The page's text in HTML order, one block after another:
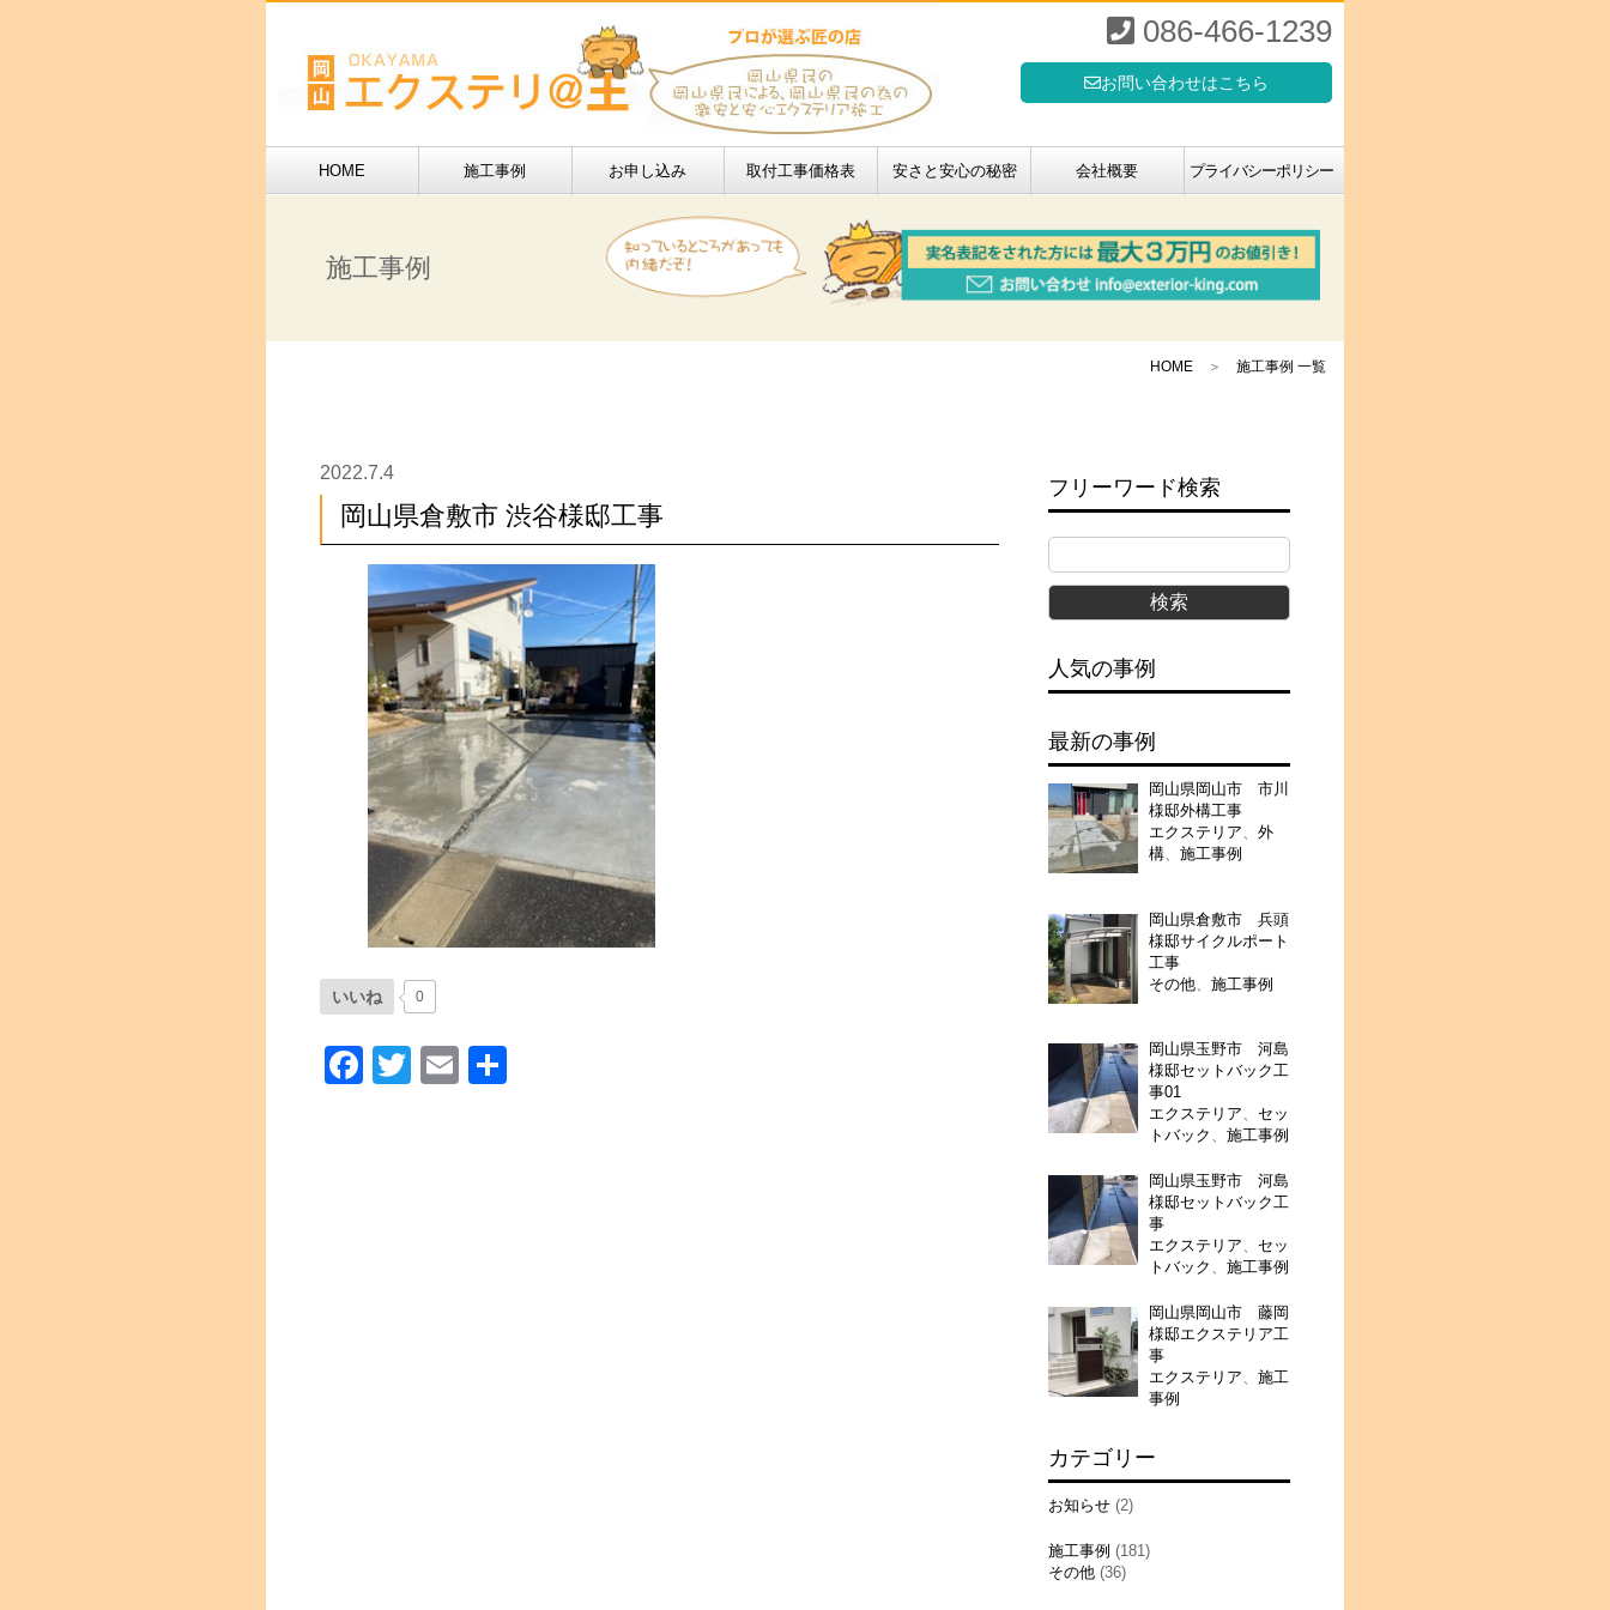
086-466-1239
お問い合わせはこちら
HOME 施工事例 お申し込み 取付工事価格表 安さと安心の秘密 会社概要 プライバシーポリシー
施工事例
HOME ＞ 施工事例 一覧
2022.7.4
岡山県倉敷市 渋谷様邸工事
いいね 0
Facebook
TwitterEmail
フリーワード検索
人気の事例
最新の事例
岡山県岡山市 市川
様邸外構工事
エクステリア、外
構、施工事例
岡山県倉敷市 兵頭
様邸サイクルポート
工事
その他 、施工事例
岡山県玉野市 河島
様邸セットバック工
事01
エクステリア、 セッ
トバック 、施工事例
岡山県玉野市 河島
様邸セットバック工
事
エクステリア、 セッ
トバック 、施工事例
岡山県岡山市 藤岡
様邸エクステリア工
事
エクステリア、施工
事例
カテゴリー
お知らせ(2)
施工事例 (181)
その他(36)